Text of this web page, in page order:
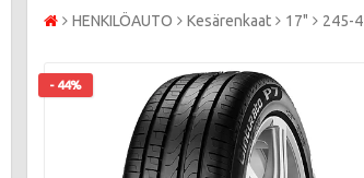
HENKILÖAUTO Kesärenkaat 17" 245-
- 44%